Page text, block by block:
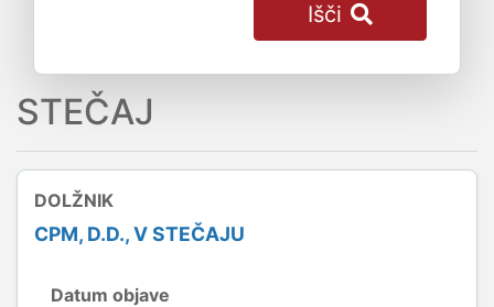
Išči
STEČAJ
DOLŽNIK
CPM, D.D., V STEČAJU
Datum objave